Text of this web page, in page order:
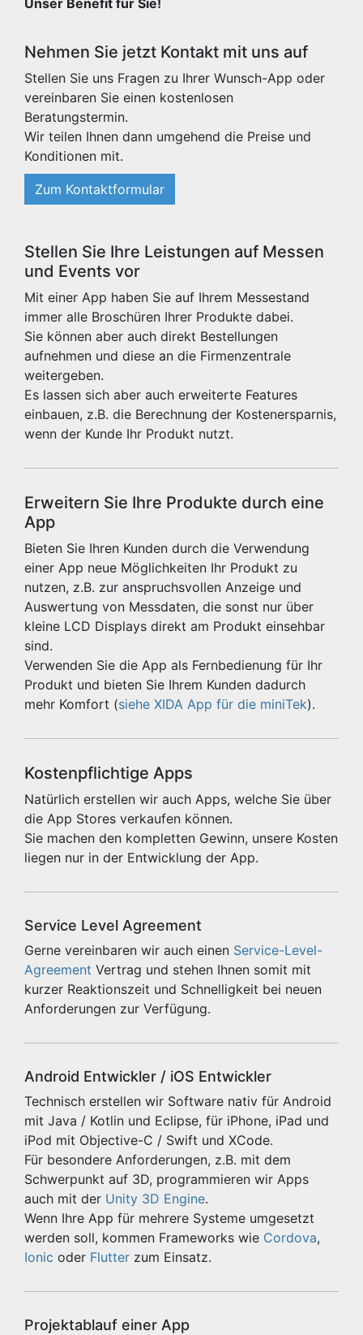
Unser Benefit für Sie!
Nehmen Sie jetzt Kontakt mit uns auf
Stellen Sie uns Fragen zu Ihrer Wunsch-App oder
vereinbaren Sie einen kostenlosen
Beratungstermin.
Wir teilen Ihnen dann umgehend die Preise und
Konditionen mit.
Zum Kontaktformular
Stellen Sie Ihre Leistungen auf Messen
und Events vor
Mit einer App haben Sie auf Ihrem Messestand
immer alle Broschüren Ihrer Produkte dabei.
Sie können aber auch direkt Bestellungen
aufnehmen und diese an die Firmenzentrale
weitergeben.
Es lassen sich aber auch erweiterte Features
einbauen, z.B. die Berechnung der Kostenersparnis,
wenn der Kunde Ihr Produkt nutzt.
Erweitern Sie Ihre Produkte durch eine
App
Bieten Sie Ihren Kunden durch die Verwendung
einer App neue Möglichkeiten Ihr Produkt zu
nutzen, z.B. zur anspruchsvollen Anzeige und
Auswertung von Messdaten, die sonst nur über
kleine LCD Displays direkt am Produkt einsehbar
sind.
Verwenden Sie die App als Fernbedienung für Ihr
Produkt und bieten Sie Ihrem Kunden dadurch
mehr Komfort (siehe XIDA App für die miniTek).
Kostenpflichtige Apps
Natürlich erstellen wir auch Apps, welche Sie über
die App Stores verkaufen können.
Sie machen den kompletten Gewinn, unsere Kosten
liegen nur in der Entwicklung der App.
Service Level Agreement
Gerne vereinbaren wir auch einen Service-Level-
Agreement Vertrag und stehen Ihnen somit mit
kurzer Reaktionszeit und Schnelligkeit bei neuen
Anforderungen zur Verfügung.
Android Entwickler / iOS Entwickler
Technisch erstellen wir Software nativ für Android
mit Java / Kotlin und Eclipse, für iPhone, iPad und
iPod mit Objective-C / Swift und XCode.
Für besondere Anforderungen, z.B. mit dem
Schwerpunkt auf 3D, programmieren wir Apps
auch mit der Unity 3D Engine.
Wenn Ihre App für mehrere Systeme umgesetzt
werden soll, kommen Frameworks wie Cordova,
Ionic oder Flutter zum Einsatz.
Projektablauf einer App